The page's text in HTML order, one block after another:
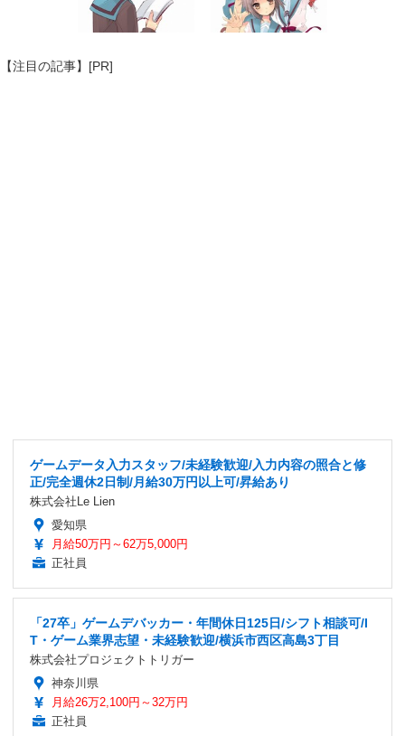
【注目の記事】[PR]
ゲームデータ入力スタッフ/未経験歓迎/入力内容の照合と修
正/完全週休2日制/月給30万円以上可/昇給あり
株式会社Le Lien
愛知県
月給50万円～62万5,000円
正社員
「27卒」ゲームデバッカー・年間休日125日/シフト相談可/I
T・ゲーム業界志望・未経験歓迎/横浜市西区高島3丁目
株式会社プロジェクトトリガー
神奈川県
月給26万2,100円～32万円
正社員